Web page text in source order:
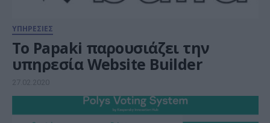
ΥΠΗΡΕΣΙΕΣ
To Papaki παρουσιάζει την
υπηρεσία Website Builder
27.02.2020